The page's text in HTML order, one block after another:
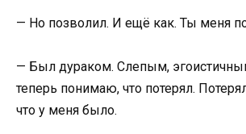
— Но позволил. И ещё как. Ты меня
— Был дураком. Слепым,
теперь понимаю, что потерял.
что у меня было.